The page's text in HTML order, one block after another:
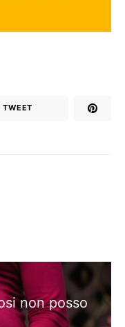
TWEET
non posso